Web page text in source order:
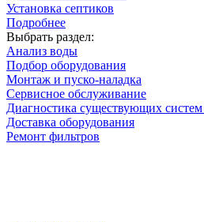
Установка септиков
Подробнее
Выбрать раздел:
Анализ воды
Подбор оборудования
Монтаж и пуско-наладка
Сервисное обслуживание
Диагностика существующих
Доставка оборудования
Ремонт фильтров